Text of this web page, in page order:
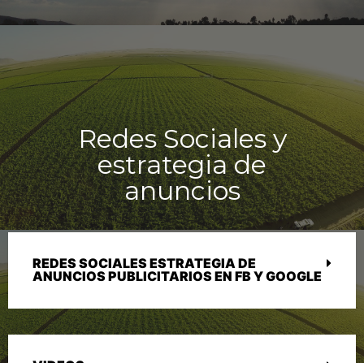
Redes Sociales y
estrategia de
anuncios
REDES SOCIALES ESTRATEGIA DE
ANUNCIOS PUBLICITARIOS EN FB Y GOOGLE